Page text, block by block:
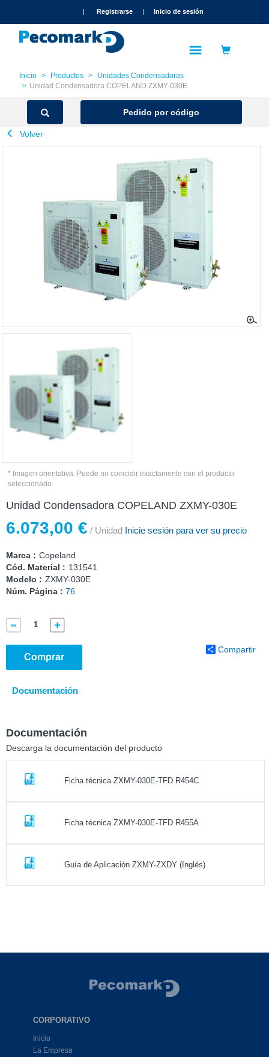
| Registrarse | Inicio de sesión
Inicio Productos
Unidades Condensadoras
Unidad Condensadora COPELAND ZXMY-030E
Pedido por código
Volver
* Imagen orientativa. Puede no coincidir exactamente con el producto
seleccionado.
Unidad Condensadora COPELAND ZXMY-030E
6.073,00 € / Unidad Inicie sesión para ver su precio
Marca : Copeland
Cód. Material : 131541
Modelo : ZXMY-030E
Núm. Página : 76
Comprar
Compartir
Documentación
Documentación
Descarga la documentación del producto
Ficha técnica ZXMY-030E-TFD R454C
Ficha técnica ZXMY-030E-TFD R455A
Guía de Aplicación ZXMY-ZXDY (Inglés)
CORPORATIVO
Inicio
La Empresa